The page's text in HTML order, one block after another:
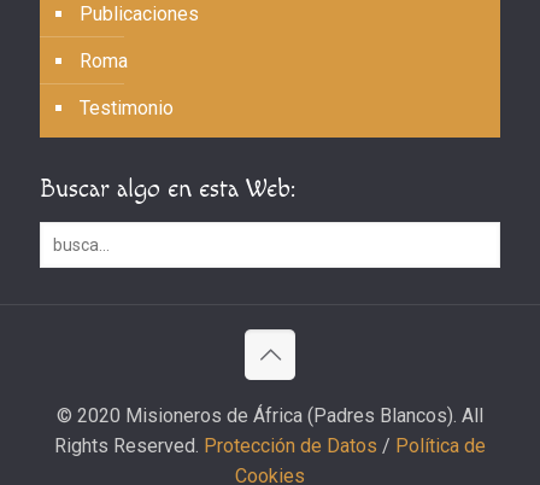
Publicaciones
Roma
Testimonio
Buscar algo en esta Web:
© 2020 Misioneros de África (Padres Blancos). All
Rights Reserved. Protección de Datos / Política de
Cookies